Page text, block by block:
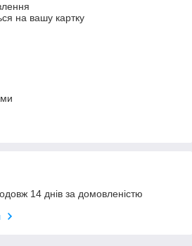
на вашу картку
14 днів за домовленістю